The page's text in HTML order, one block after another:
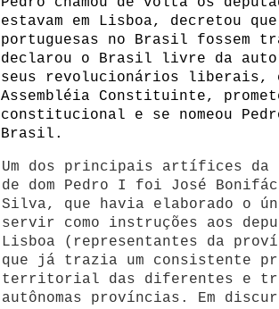
estavam em Lisboa, decretou
portuguesas no Brasil fossem
declarou o Brasil livre da
seus revolucionários liberais,
Assembléia Constituinte,
constitucional e se nomeou
Brasil.
Um dos principais artífices da
de dom Pedro I foi José
Silva, que havia elaborado o
servir como instruções aos
Lisboa (representantes da
que já trazia um consistente
territorial das diferentes e
autônomas províncias. Em